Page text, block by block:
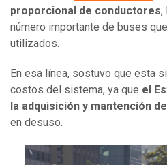
proporcional de conductores,
número importante de buses
utilizados.
En esa línea, sostuvo que esta
costos del sistema, ya que el
la adquisición y mantención
en desuso.